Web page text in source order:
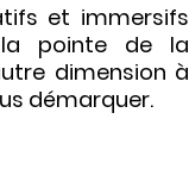
et immersifs
pointe de la
dimension à
démarquer.